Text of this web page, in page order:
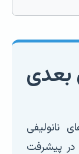
بعدی
نانولیفی
در پیشرفت